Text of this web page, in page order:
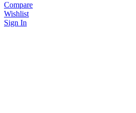
Compare
Wishlist
Sign In